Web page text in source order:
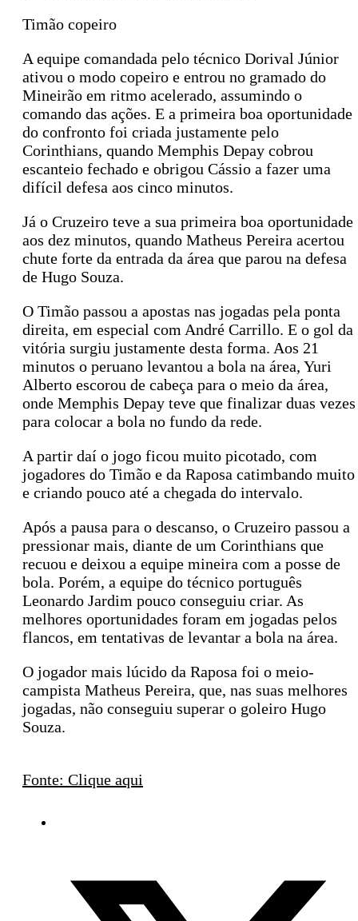
Timão copeiro
A equipe comandada pelo técnico Dorival Júnior
ativou o modo copeiro e entrou no gramado do
Mineirão em ritmo acelerado, assumindo o
comando das ações. E a primeira boa oportunidade
do confronto foi criada justamente pelo
Corinthians, quando Memphis Depay cobrou
escanteio fechado e obrigou Cássio a fazer uma
difícil defesa aos cinco minutos.
Já o Cruzeiro teve a sua primeira boa oportunidade
aos dez minutos, quando Matheus Pereira acertou
chute forte da entrada da área que parou na defesa
de Hugo Souza.
O Timão passou a apostas nas jogadas pela ponta
direita, em especial com André Carrillo. E o gol da
vitória surgiu justamente desta forma. Aos 21
minutos o peruano levantou a bola na área, Yuri
Alberto escorou de cabeça para o meio da área,
onde Memphis Depay teve que finalizar duas vezes
para colocar a bola no fundo da rede.
A partir daí o jogo ficou muito picotado, com
jogadores do Timão e da Raposa catimbando muito
e criando pouco até a chegada do intervalo.
Após a pausa para o descanso, o Cruzeiro passou a
pressionar mais, diante de um Corinthians que
recuou e deixou a equipe mineira com a posse de
bola. Porém, a equipe do técnico português
Leonardo Jardim pouco conseguiu criar. As
melhores oportunidades foram em jogadas pelos
flancos, em tentativas de levantar a bola na área.
O jogador mais lúcido da Raposa foi o meio-
campista Matheus Pereira, que, nas suas melhores
jogadas, não conseguiu superar o goleiro Hugo
Souza.
Fonte: Clique aqui